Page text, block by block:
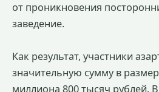
от проникновения
заведение.
Как результат, участники
значительную сумму в
миллиона 800 тысяч рублей.